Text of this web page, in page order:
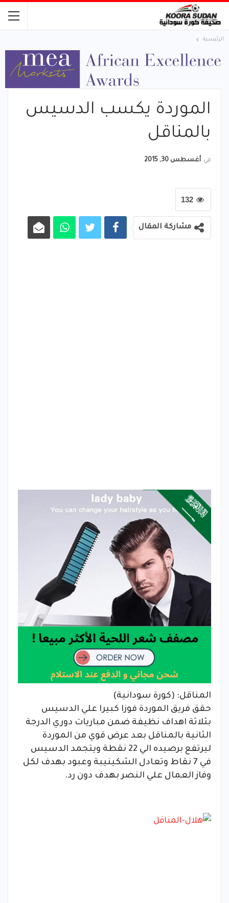
الرئيسية
الموردة يكسب الدسيس
بالمناقل
في أغسطس 30, 2015
132
مشاركة المقال
المناقل: (كورة سودانية)
حقق فريق الموردة فوزا كبيرا علي الدسيس
بثلاثة اهداف نظيفة ضمن مباريات دوري الدرجة
الثانية بالمناقل بعد عرض قوي من الموردة
ليرتفع برصيده الي 22 نقطة ويتجمد الدسيس
في 7 نقاط وتعادل الشكينيبة وعبود بهدف لكل
وفاز العمال علي النصر بهدف دون رد.